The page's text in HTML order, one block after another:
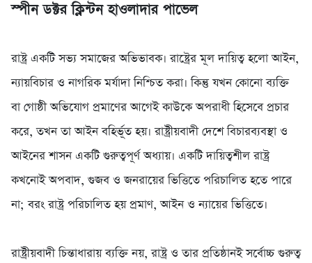
‎স্পীন ডক্টর ক্লিন্টন হাওলাদার পাভেল
‎রাষ্ট্র একটি সভ্য সমাজের অভিভাবক। রাষ্ট্রের মূল দায়িত্ব হলো আইন,
ন্যায়বিচার ও নাগরিক মর্যাদা নিশ্চিত করা। কিন্তু যখন কোনো ব্যক্তি
বা গোষ্ঠী অভিযোগ প্রমাণের আগেই কাউকে অপরাধী হিসেবে প্রচার
করে, তখন তা আইন বহির্ভূত হয়। রাষ্ট্রীয়বাদী দেশে বিচারব্যবস্থা ও
আইনের শাসন একটি গুরুত্বপূর্ণ অধ্যায়। একটি দায়িত্বশীল রাষ্ট্র
কখনোই অপবাদ, গুজব ও জনরায়ের ভিত্তিতে পরিচালিত হতে পারে
না; বরং রাষ্ট্র পরিচালিত হয় প্রমাণ, আইন ও ন্যায়ের ভিত্তিতে।
‎রাষ্ট্রীয়বাদী চিন্তাধারায় ব্যক্তি নয়, রাষ্ট্র ও তার প্রতিষ্ঠানই সর্বোচ্চ গুরুত্ব